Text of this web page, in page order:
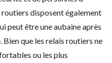
disposent également
peut être une aubaine après
Bien que les relais routiers ne
ou les plus